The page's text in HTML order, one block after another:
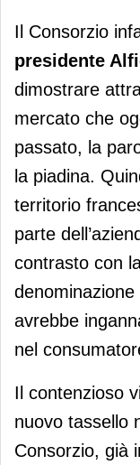
Il Consorzio
presidente
dimostrare
mercato che
passato, la
la piadina.
territorio
parte
contrasto con
denominazione
avrebbe
nel
Il contenzioso
nuovo tassello
Consorzio, già